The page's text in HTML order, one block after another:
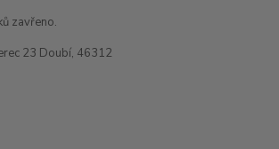
zavřeno.
23 Doubí, 46312